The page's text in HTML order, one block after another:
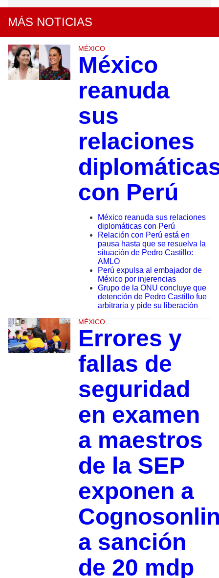
MÁS NOTICIAS
MÉXICO
México
reanuda
sus
relaciones
con Perú
México reanuda sus relaciones
diplomáticas con Perú
Relación con Perú está en
pausa hasta que se resuelva la
situación de Pedro Castillo:
AMLO
Perú expulsa al embajador de
México por injerencias
Grupo de la ONU concluye que
detención de Pedro Castillo fue
arbitraria y pide su liberación
MÉXICO
Errores y
fallas de
seguridad
en examen
a maestros
de la SEP
exponen a
a sanción
de 20 mdp